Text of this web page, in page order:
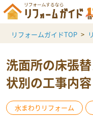
リフォームガイドTOP
洗面所の床張
状別の工事内
水まわりリフォーム